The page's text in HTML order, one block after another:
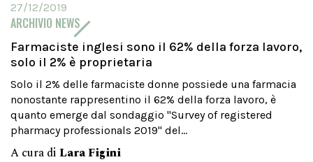
27/12/2019
ARCHIVIO NEWS
Farmaciste inglesi sono il 62% della forza lavoro,
solo il 2% è proprietaria
Solo il 2% delle farmaciste donne possiede una farmacia
nonostante rappresentino il 62% della forza lavoro, è
quanto emerge dal sondaggio "Survey of registered
pharmacy professionals 2019" del...
A cura di Lara Figini